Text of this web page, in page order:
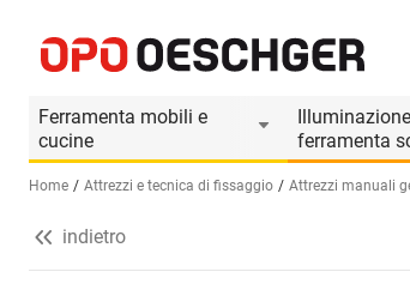
Ferramenta mobili e
cucine
ferramenta
Seleziona una lingua (IT)
Home Attrezzi e tecnica di fissaggio Attrezzi manuali
Informazioni prodotto
indietro